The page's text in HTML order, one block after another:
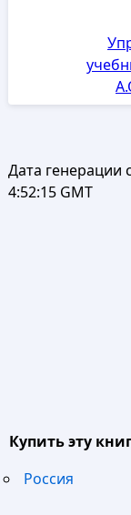
Дата генерации
4:52:15 GMT
Купить эту
Россия